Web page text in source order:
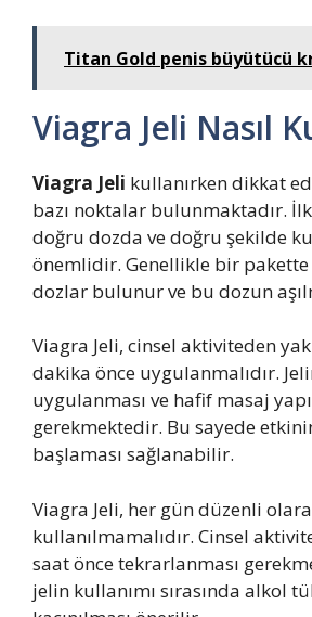
Titan Gold penis büyütücü
Viagra Jeli Nasıl
Viagra Jeli kullanırken dikkat
bazı noktalar bulunmaktadır.
doğru dozda ve doğru şekilde
önemlidir. Genellikle bir pakette
dozlar bulunur ve bu dozun
Viagra Jeli, cinsel aktiviteden
dakika önce uygulanmalıdır.
uygulanması ve hafif masaj
gerekmektedir. Bu sayede
başlaması sağlanabilir.
Viagra Jeli, her gün düzenli
kullanılmamalıdır. Cinsel
saat önce tekrarlanması
jelin kullanımı sırasında alkol